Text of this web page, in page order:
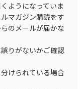
ようになっていま
マガジン購読をす
のメールが届かな
りがないかご確認
けられている場合